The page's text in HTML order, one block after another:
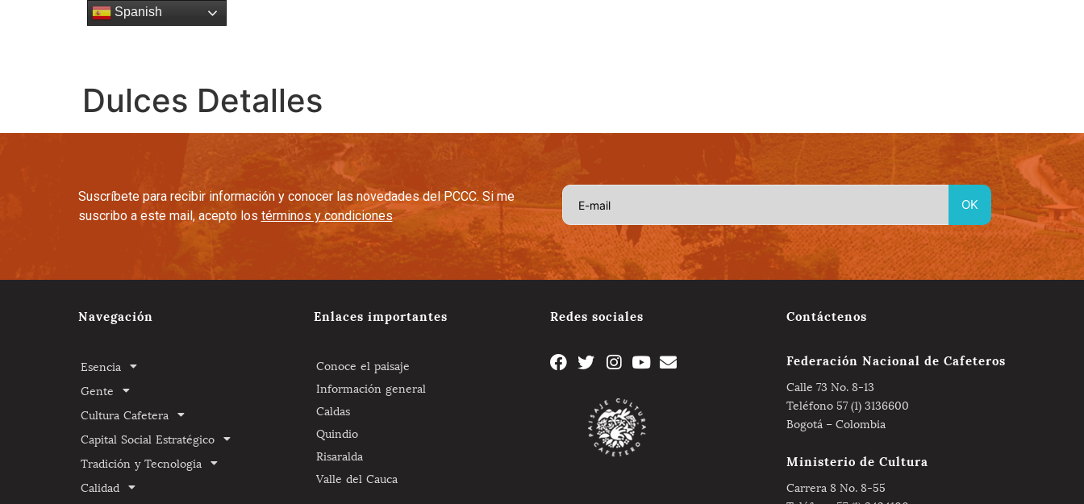
Dulces Detalles
Suscríbete para recibir información y conocer las novedades del PCCC. Si me
suscribo a este mail, acepto los términos y condiciones
Navegación
Esencia
Gente
Cultura Cafetera
Capital Social Estratégico
Tradición y Tecnologia
Calidad
Enlaces importantes
Conoce el paisaje
Información general
Caldas
Quindio
Risaralda
Valle del Cauca
Redes sociales Contáctenos
Federación Nacional de Cafeteros
Calle 73 No. 8-13
Teléfono 57 (1) 3136600
Bogotá – Colombia
Ministerio de Cultura
Carrera 8 No. 8-55
Spanish